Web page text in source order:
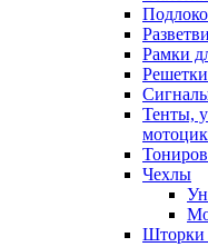
Рамки
Тенты,
Чехлы
Шторки